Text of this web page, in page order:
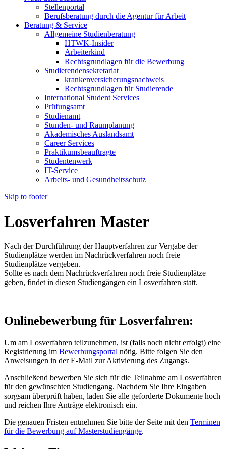
Stellenportal
Berufsberatung durch die Agentur für Arbeit
Beratung & Service
Allgemeine Studienberatung
HTWK-Insider
Arbeiterkind
Rechtsgrundlagen für die Bewerbung
Studierendensekretariat
krankenversicherungsnachweis
Rechtsgrundlagen für Studierende
International Student Services
Prüfungsamt
Studienamt
Stunden- und Raumplanung
Akademisches Auslandsamt
Career Services
Praktikumsbeauftragte
Studentenwerk
IT-Service
Arbeits- und Gesundheitsschutz
Skip to footer
Losverfahren Master
Nach der Durchführung der Hauptverfahren zur Vergabe der
Studienplätze werden im Nachrückverfahren noch freie
Studienplätze vergeben.
Sollte es nach dem Nachrückverfahren noch freie Studienplätze
geben, findet in diesen Studiengängen ein Losverfahren statt.
Onlinebewerbung für Losverfahren:
Um am Losverfahren teilzunehmen, ist (falls noch nicht erfolgt) eine
Registrierung im Bewerbungsportal nötig. Bitte folgen Sie den
Anweisungen in der E-Mail zur Aktivierung des Zugangs.
Anschließend bewerben Sie sich für die Teilnahme am Losverfahren
für den gewünschten Studiengang. Nachdem Sie Ihre Eingaben
sorgsam überprüft haben, laden Sie alle geforderte Dokumente hoch
und reichen Ihre Anträge elektronisch ein.
Die genauen Fristen entnehmen Sie bitte der Seite mit den Terminen
für die Bewerbung auf Masterstudiengänge.